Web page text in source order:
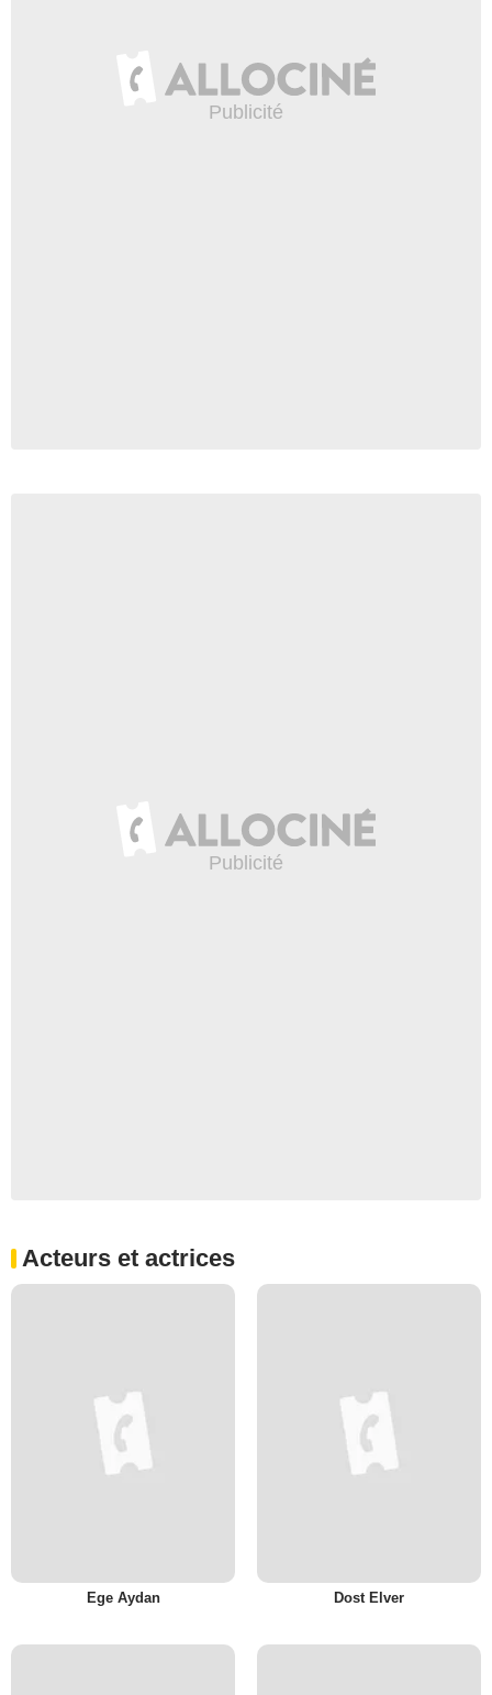
Acteurs et actrices
Ege Aydan Dost Elver